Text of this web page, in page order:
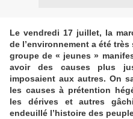
Le vendredi 17 juillet, la
de l’environnement a été
groupe de « jeunes »
avoir des causes plus
imposaient aux autres. On
les causes à prétention
les dérives et autres
endeuillé l’histoire des